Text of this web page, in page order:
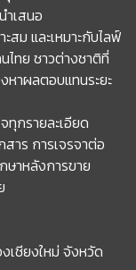
ำเสนอ
ม และเหมาะกับไลฟ์
ไทย ชาวต่างชาติที่
าผลตอบแทนระยะ
ทุกรายละเอียด
าร การเจรจาต่อ
ษาหลังการขาย
เชียงใหม่ จังหวัด